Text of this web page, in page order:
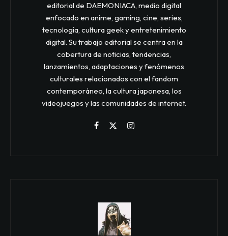
editorial de DAEMONIACA, medio digital
enfocado en anime, gaming, cine, series,
tecnología, cultura geek y entretenimiento
digital. Su trabajo editorial se centra en la
cobertura de noticias, tendencias,
lanzamientos, adaptaciones y fenómenos
culturales relacionados con el fandom
contemporáneo, la cultura japonesa, los
videojuegos y las comunidades de internet.